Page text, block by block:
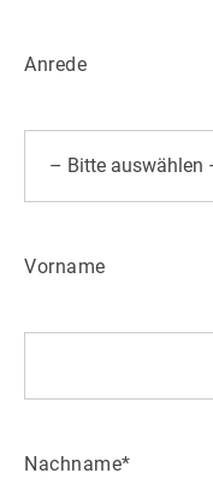
Anrede
Vorname
Nachname*